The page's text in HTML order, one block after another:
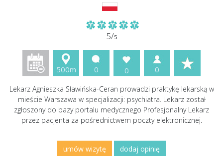
5/5
500m 0 0 0
Lekarz Agnieszka Sławińska-Ceran prowadzi praktykę lekarską w
mieście Warszawa w specjalizacji: psychiatra. Lekarz został
zgłoszony do bazy portalu medycznego Profesjonalny Lekarz
przez pacjenta za pośrednictwem poczty elektronicznej.
umów wizytę dodaj opinię